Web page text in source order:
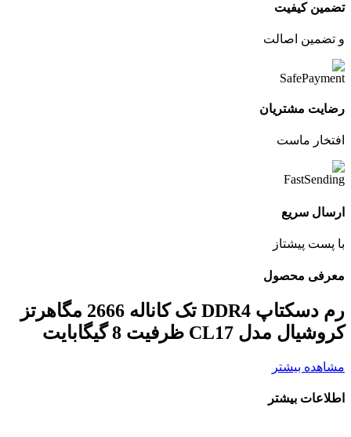
تضمین کیفیت
و تضمین اصالت
رضایت مشتریان
افتخار ماست
ارسال سریع
با پست پیشتاز
معرفی محصول
رم دسکتاپ DDR4 تک کاناله 2666 مگاهرتز
کروشیال مدل CL17 ظرفیت 8 گیگابایت
مشاهده بیشتر
اطلاعات بیشتر